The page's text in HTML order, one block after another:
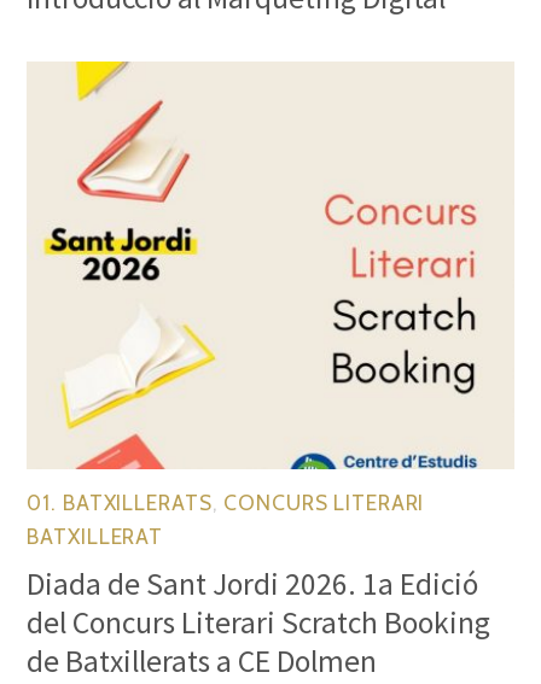
01. BATXILLERATS CONCURS LITERARI
BATXILLERAT
Diada de Sant Jordi 2026. 1a Edició
del Concurs Literari Scratch Booking
de Batxillerats a CE Dolmen